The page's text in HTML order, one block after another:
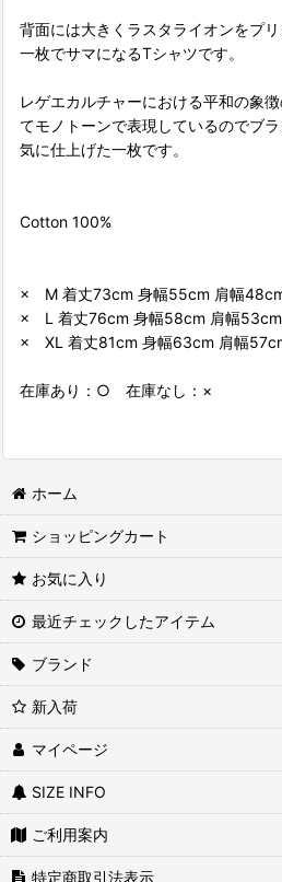
背面には大きくラスタライオンをプ
一枚でサマになるTシャツです。
レゲエカルチャーにおける平和の象
てモノトーンで表現しているのでブ
気に仕上げた一枚です。
Cotton 100%
× M 着丈73cm 身幅55cm 肩幅
× L 着丈76cm 身幅58cm 肩幅
× XL 着丈81cm 身幅63cm 肩幅
在庫あり：○ 在庫なし：×
ホーム
ショッピングカート
お気に入り
最近チェックしたアイテム
ブランド
新入荷
マイページ
SIZE INFO
ご利用案内
特定商取引法表示